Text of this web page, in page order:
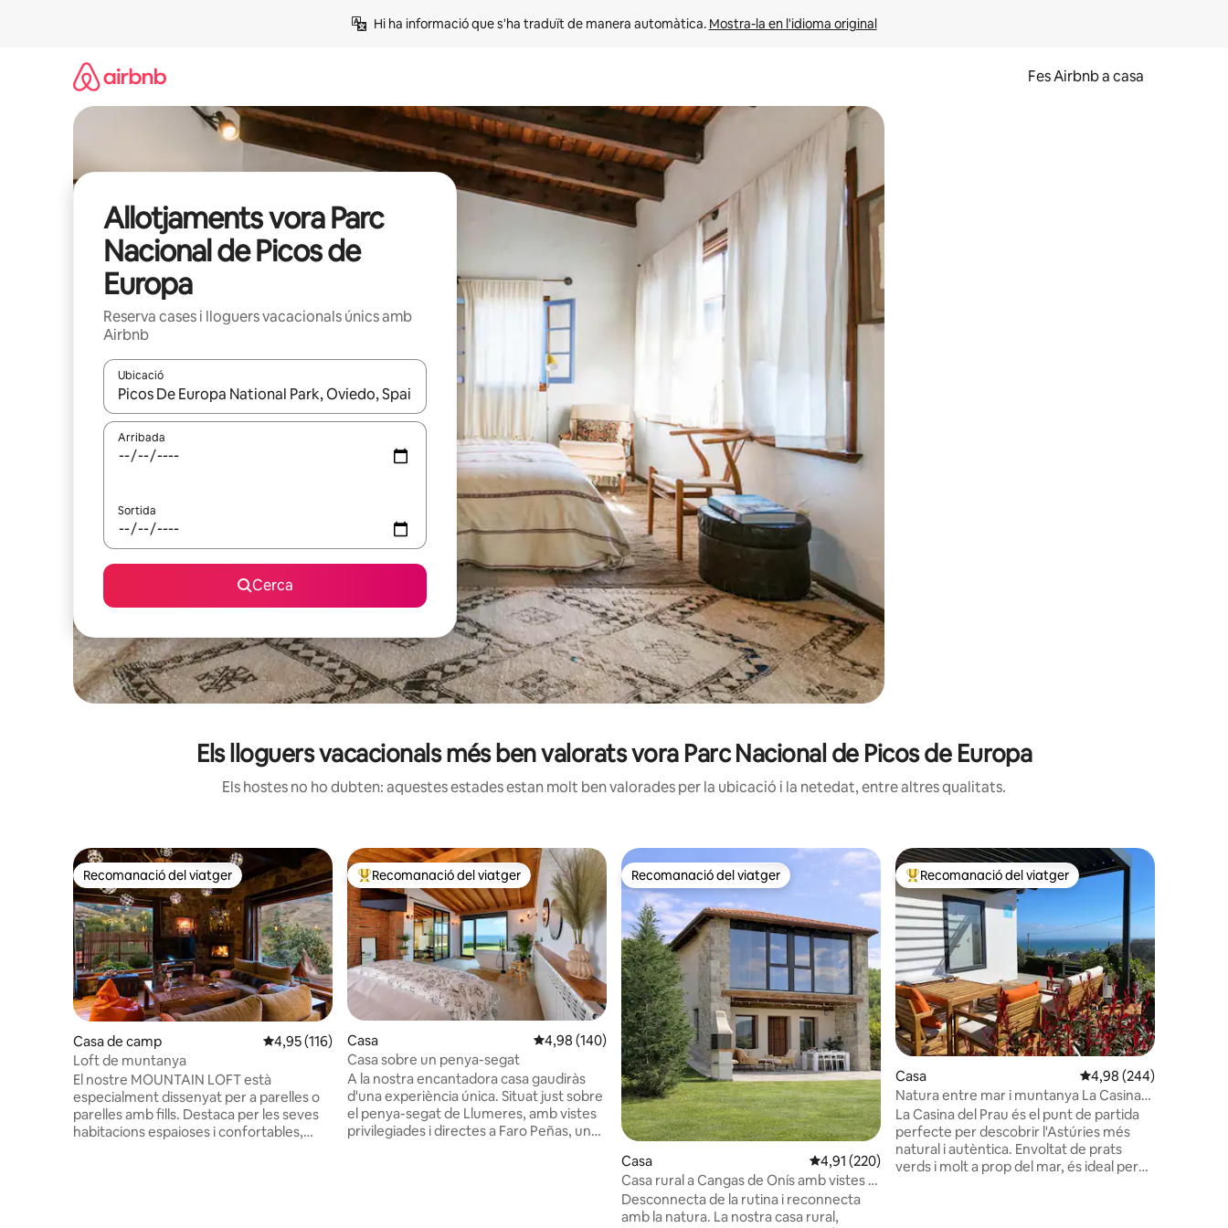
Hi ha informació que s'ha traduït de manera automàtica. Mostra-la en l'idioma original
Fes Airbnb a casa
Allotjaments vora Parc
Nacional de Picos de
Europa
Reserva cases i lloguers vacacionals únics amb
Airbnb
Ubicació
Quan els resultats estiguin disponibles, podràs navegar-hi a través de les tecles de les fletxes (amunt i avall), o bé fent un toc a la pantalla o fent-hi lliscar el dit.
Arribada
Sortida
Cerca
Els lloguers vacacionals més ben valorats vora Parc Nacional de Picos de Europa
Els hostes no ho dubten: aquestes estades estan molt ben valorades per la ubicació i la netedat, entre altres qualitats.
Recomanació del viatger
Recomanació del viatger
Casa de camp 4,95 de puntuació mitjana d'un total de 5; 116 avaluacions
4,95 (116)
Loft de muntanya
El nostre MOUNTAIN LOFT està
especialment dissenyat per a parelles o
parelles amb fills. Destaca per les seves
habitacions espaioses i confortables,
Principals recomanacions dels viatgers
Recomanació del viatger
Casa 4,98 de puntuació mitjana d'un total de 5; 140 avaluacions
4,98 (140)
Casa sobre un penya-segat
A la nostra encantadora casa gaudiràs
d'una experiència única. Situat just sobre
el penya-segat de Llumeres, amb vistes
privilegiades i directes a Faro Peñas, un
Recomanació del viatger
Recomanació del viatger
Casa 4,91 de puntuació mitjana d'un total de 5; 220 avaluacions
4,91 (220)
Casa rural a Cangas de Onís amb vistes a
la posta de sol
Desconnecta de la rutina i reconnecta
amb la natura. La nostra casa rural,
Principals recomanacions dels viatgers
Recomanació del viatger
Casa 4,98 de puntuació
4,98 (244)
Natura entre mar i muntanya La Casina
del Prau
La Casina del Prau és el punt de partida
perfecte per descobrir l'Astúries més
natural i autèntica. Envoltat de prats
verds i molt a prop del mar, és ideal per